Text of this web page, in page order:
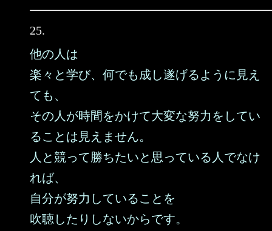
25.
他の人は
楽々と学び、何でも成し遂げるように見え
ても、
その人が時間をかけて大変な努力をしてい
ることは見えません。
人と競って勝ちたいと思っている人でなけ
れば、
自分が努力していることを
吹聴したりしないからです。